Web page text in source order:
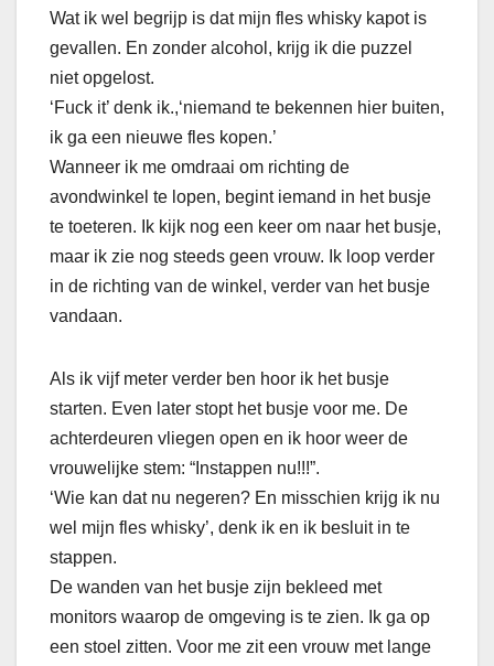
Wat ik wel begrijp is dat mijn fles whisky kapot is
gevallen. En zonder alcohol, krijg ik die puzzel
niet opgelost.
‘Fuck it’ denk ik.,‘niemand te bekennen hier buiten,
ik ga een nieuwe fles kopen.’
Wanneer ik me omdraai om richting de
avondwinkel te lopen, begint iemand in het busje
te toeteren. Ik kijk nog een keer om naar het busje,
maar ik zie nog steeds geen vrouw. Ik loop verder
in de richting van de winkel, verder van het busje
vandaan.
Als ik vijf meter verder ben hoor ik het busje
starten. Even later stopt het busje voor me. De
achterdeuren vliegen open en ik hoor weer de
vrouwelijke stem: “Instappen nu!!!”.
‘Wie kan dat nu negeren? En misschien krijg ik nu
wel mijn fles whisky’, denk ik en ik besluit in te
stappen.
De wanden van het busje zijn bekleed met
monitors waarop de omgeving is te zien. Ik ga op
een stoel zitten. Voor me zit een vrouw met lange